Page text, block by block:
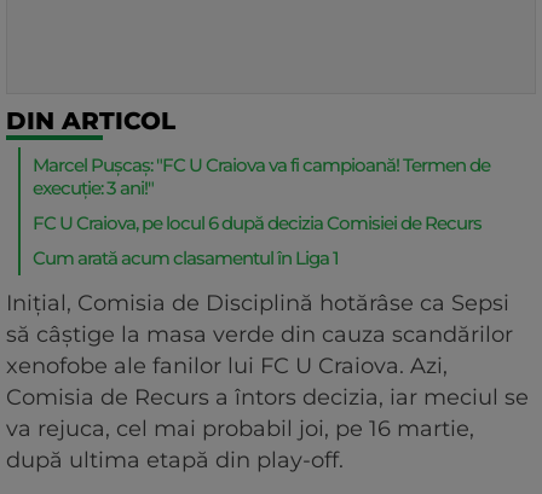
DIN ARTICOL
Marcel Pușcaș: "FC U Craiova va fi campioană! Termen de
execuție: 3 ani!"
FC U Craiova, pe locul 6 după decizia Comisiei de Recurs
Cum arată acum clasamentul în Liga 1
Inițial, Comisia de Disciplină hotărâse ca Sepsi
să câștige la masa verde din cauza scandărilor
xenofobe ale fanilor lui FC U Craiova. Azi,
Comisia de Recurs a întors decizia, iar meciul se
va rejuca, cel mai probabil joi, pe 16 martie,
după ultima etapă din play-off.